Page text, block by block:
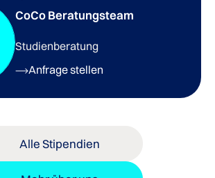
CoCo Beratungsteam
Studienberatung
Anfrage stellen
Alle Stipendien